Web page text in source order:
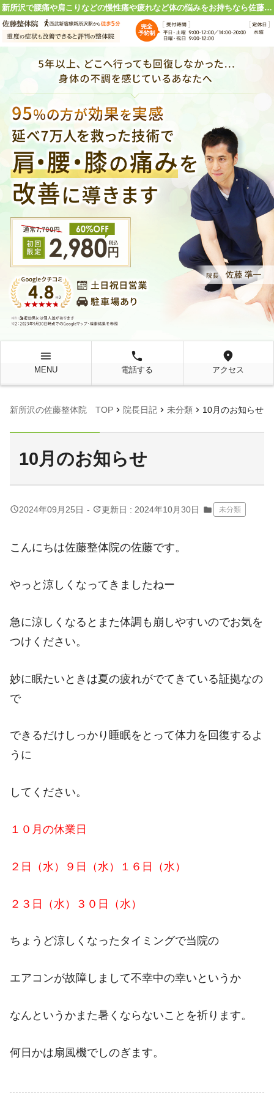
新所沢で腰痛や肩こりなどの慢性痛や疲れなど体の悩みをお持ちなら佐藤整体院にお任せください！
menu
MENU
local_phone
電話する
location_on
アクセス
新所沢の佐藤整体院 TOP chevron_right 院長日記 chevron_right 未分類 chevron_right 10月のお知らせ
10月のお知らせ
query_builder2024年09月25日 - update更新日 : 2024年10月30日 folder 未分類
こんにちは佐藤整体院の佐藤です。
やっと涼しくなってきましたねー
急に涼しくなるとまた体調も崩しやすいのでお気を
つけください。
妙に眠たいときは夏の疲れがでてきている証拠なの
で
できるだけしっかり睡眠をとって体力を回復するよ
うに
してください。
１０月の休業日
２日（水）９日（水）１６日（水）
２３日（水）３０日（水）
ちょうど涼しくなったタイミングで当院の
エアコンが故障しまして不幸中の幸いというか
なんというかまた暑くならないことを祈ります。
何日かは扇風機でしのぎます。